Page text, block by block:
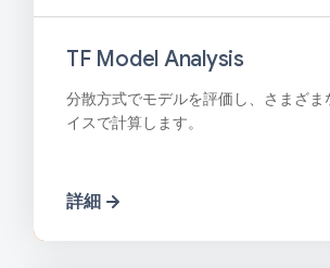
TF Model Analysis
分散方式でモデルを評価し、さまざま
イスで計算します。
詳細